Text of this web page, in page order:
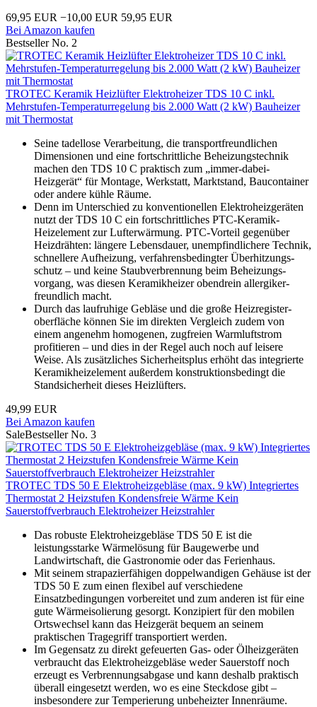
69,95 EUR −10,00 EUR 59,95 EUR
Bei Amazon kaufen
Bestseller No. 2
TROTEC Keramik Heizlüfter Elektroheizer TDS 10 C inkl.
Mehrstufen-Temperaturregelung bis 2.000 Watt (2 kW) Bauheizer
mit Thermostat
Seine tadellose Verarbeitung, die transportfreundlichen
Dimensionen und eine fortschrittliche Beheizungstechnik
machen den TDS 10 C praktisch zum „immer-dabei-
Heizgerät“ für Montage, Werkstatt, Marktstand, Baucontainer
oder andere kühle Räume.
Denn im Unterschied zu konventionellen Elektroheizgeräten
nutzt der TDS 10 C ein fortschrittliches PTC-Keramik-
Heizelement zur Lufterwärmung. PTC-Vorteil gegenüber
Heizdrähten: längere Lebensdauer, unempfindlichere Technik,
schnellere Aufheizung, verfahrensbedingter Überhitzungs­
schutz – und keine Staubverbrennung beim Beheizungs­
vorgang, was diesen Keramikheizer obendrein allergiker­
freundlich macht.
Durch das laufruhige Gebläse und die große Heizregister­
oberfläche können Sie im direkten Vergleich zudem von
einem angenehm homogenen, zugfreien Warmluftstrom
profitieren – und dies in der Regel auch noch auf leisere
Weise. Als zusätzliches Sicherheitsplus erhöht das integrierte
Keramikheizelement außerdem konstruktionsbedingt die
Standsicherheit dieses Heizlüfters.
49,99 EUR
Bei Amazon kaufen
SaleBestseller No. 3
TROTEC TDS 50 E Elektroheizgebläse (max. 9 kW) Integriertes
Thermostat 2 Heizstufen Kondensfreie Wärme Kein
Sauerstoffverbrauch Elektroheizer Heizstrahler
Das robuste Elektroheizgebläse TDS 50 E ist die
leistungsstarke Wärmelösung für Baugewerbe und
Landwirtschaft, die Gastronomie oder das Ferienhaus.
Mit seinem strapazierfähigen doppelwandigen Gehäuse ist der
TDS 50 E zum einen flexibel auf verschiedene
Einsatzbedingungen vorbereitet und zum anderen ist für eine
gute Wärmeisolierung gesorgt. Konzipiert für den mobilen
Ortswechsel kann das Heizgerät bequem an seinem
praktischen Tragegriff transportiert werden.
Im Gegensatz zu direkt gefeuerten Gas- oder Ölheizgeräten
verbraucht das Elektroheizgebläse weder Sauerstoff noch
erzeugt es Verbrennungsabgase und kann deshalb praktisch
überall eingesetzt werden, wo es eine Steckdose gibt –
insbesondere zur Temperierung unbeheizter Innenräume.